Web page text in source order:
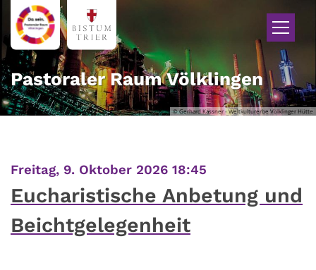
Zum Inhalt springen
© Gerhard Kassner - Weltkulturerbe Völklinger Hütte
Pastoraler Raum Völklingen
Freitag, 9. Oktober 2026 18:45
Eucharistische Anbetung und
Beichtgelegenheit